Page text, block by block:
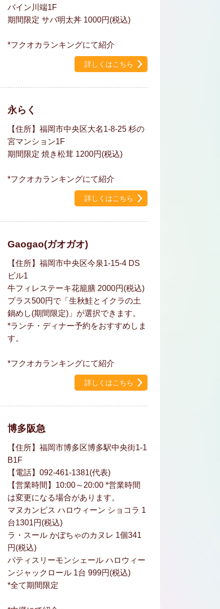
バイン川端1F
期間限定 サバ明太丼 1000円(税込)
*フクオカランキングにて紹介
詳しくはこちら
永らく
【住所】福岡市中央区大名1-8-25 杉の
宮マンション1F
期間限定 焼き松茸 1200円(税込)
*フクオカランキングにて紹介
詳しくはこちら
Gaogao(ガオガオ)
【住所】福岡市中央区今泉1-15-4 DS
ビル1
牛フィレステーキ花籠膳 2000円(税込)
プラス500円で「生秋鮭とイクラの土
鍋めし(期間限定)」が選択できます。
*ランチ・ディナー予約をおすすめしま
す。
*フクオカランキングにて紹介
詳しくはこちら
博多阪急
【住所】福岡市博多区博多駅中央街1-1
B1F
【電話】092-461-1381(代表)
【営業時間】10:00～20:00 *営業時間
は変更になる場合があります。
マヌカンピス ハロウィーン ショコラ 1
台1301円(税込)
ラ・スール かぼちゃのカヌレ 1個341
円(税込)
パティスリーモンシェール ハロウィー
ンジャックロール 1台 999円(税込)
*全て期間限定